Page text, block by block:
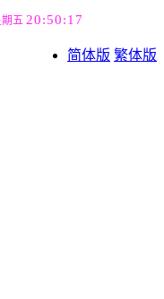
期五 20:50:18
简体版 繁体版